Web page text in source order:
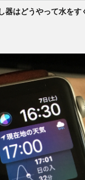
器はどうやって水をす